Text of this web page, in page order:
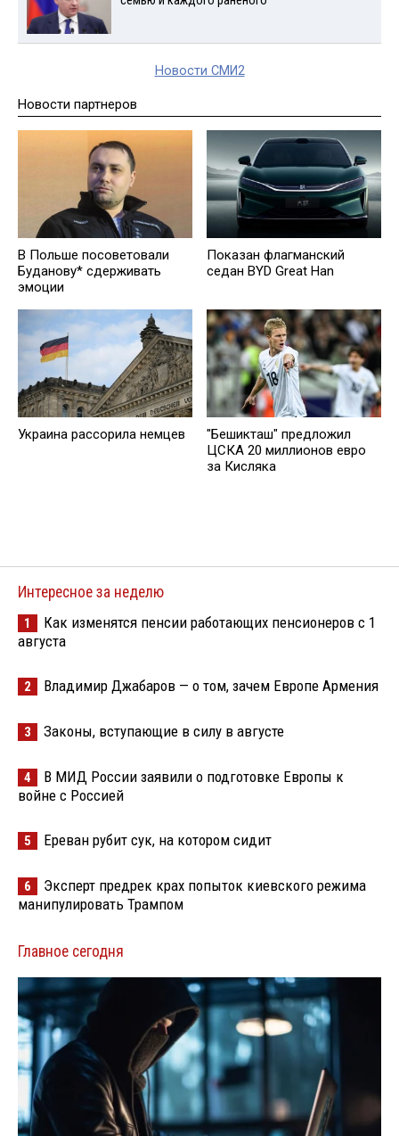
Новости СМИ2
Новости партнеров
В Польше посоветовали
Буданову* сдерживать
эмоции
Показан флагманский
седан BYD Great Han
Украина рассорила немцев
"Бешикташ" предложил
ЦСКА 20 миллионов евро
за Кисляка
Интересное за неделю
1
Как изменятся пенсии работающих пенсионеров с 1
августа
2 Владимир Джабаров — о том, зачем Европе Армения
3 Законы, вступающие в силу в августе
4
В МИД России заявили о подготовке Европы к
войне с Россией
5 Ереван рубит сук, на котором сидит
6
Эксперт предрек крах попыток киевского режима
манипулировать Трампом
Главное сегодня